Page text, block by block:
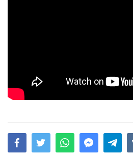
Leyla Əliyeva babasının
gününü belə qeyd etdi –